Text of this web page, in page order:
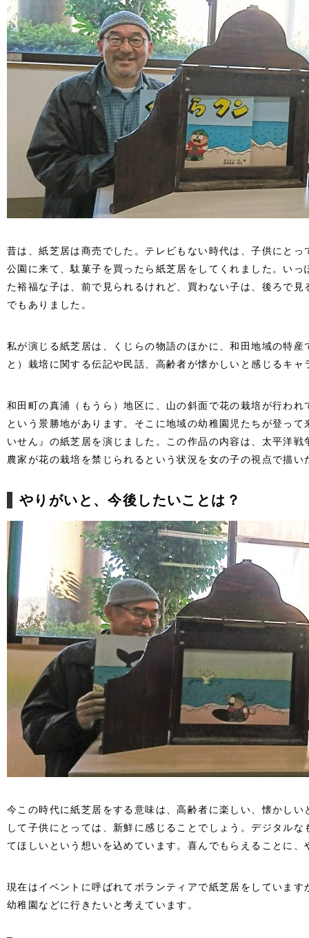
昔は、紙芝居は商売でした。テレビもない時代は、子供にと
公園に来て、駄菓子を買ったら紙芝居をしてくれました。い
た裕福な子は、前で見られるけれど、買わない子は、後ろで
でもありました。
私が演じる紙芝居は、くじらの物語のほかに、和田地域の特
と）栽培に関する伝記や民話、高齢者が懐かしいと感じるキャ
和田町の真浦（もうら）地区に、山の斜面で花の栽培が行わ
という景勝地があります。そこに地域の幼稚園児たちが登っ
いせん』の紙芝居を演じました。この作品の内容は、太平洋
農家が花の栽培を禁じられるという状況を女の子の視点で描い
やりがいと、今後したいことは？
今この時代に紙芝居をする意味は、高齢者に楽しい、懐かし
して子供にとっては、新鮮に感じることでしょう。デジタル
てほしいという想いを込めています。喜んでもらえることに
現在はイベントに呼ばれてボランティアで紙芝居をしていま
幼稚園などに行きたいと考えています。